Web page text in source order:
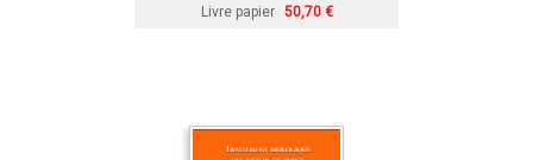
Livre papier 50,70 €